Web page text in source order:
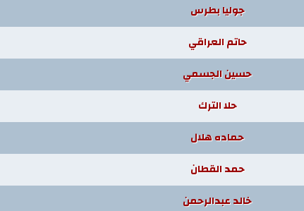
جوليا بطرس
حاتم العراقي
حسين الجسمي
حلا الترك
حماده هلال
حمد القطان
خالد عبدالرحمن